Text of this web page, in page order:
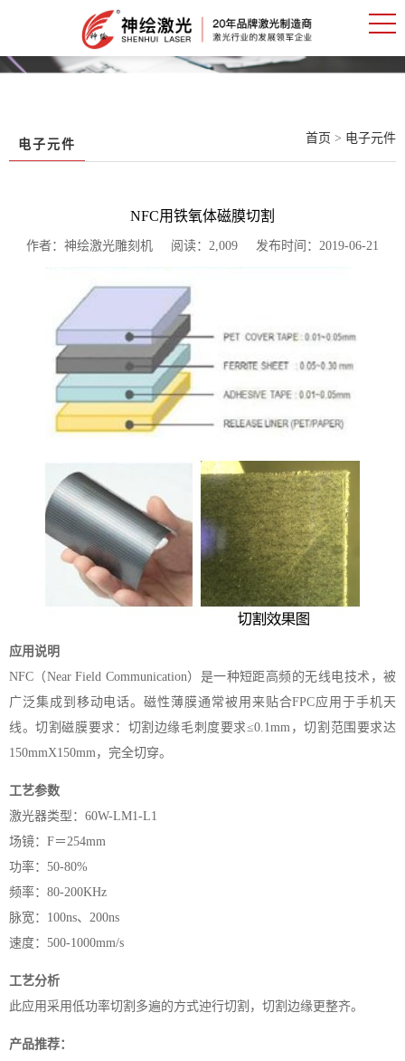
电子元件 首页 > 电子元件
NFC用铁氧体磁膜切割
作者：神绘激光雕刻机 阅读：2,009 发布时间：2019-06-21
应用说明
NFC（Near Field Communication）是一种短距高频的无线电技术，被
广泛集成到移动电话。磁性薄膜通常被用来贴合FPC应用于手机天
线。切割磁膜要求：切割边缘毛刺度要求≤0.1mm，切割范围要求达
150mmX150mm，完全切穿。
工艺参数
激光器类型：60W-LM1-L1
场镜：F＝254mm
功率：50-80%
频率：80-200KHz
脉宽：100ns、200ns
速度：500-1000mm/s
工艺分析
此应用采用低功率切割多遍的方式迚行切割，切割边缘更整齐。
产品推荐：